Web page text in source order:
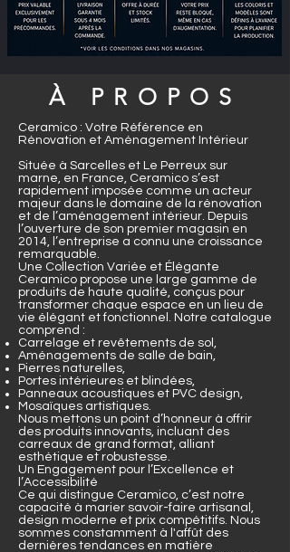
À PROPOS
Ceramico : Votre Référence en
Rénovation et Aménagement Intérieur
Située à Sarcelles et Le Perreux sur
marne, en France, Ceramico s’est
rapidement imposée comme un acteur
majeur dans le domaine de la rénovation
et de l’aménagement intérieur. Depuis
l’ouverture de son premier magasin en
2014, l’entreprise a connu une croissance
remarquable.
Une Collection Variée et Élégante
Ceramico propose une large gamme de
produits de haute qualité, conçus pour
transformer chaque espace en un lieu de
vie élégant et fonctionnel. Notre catalogue
comprend :
Carrelage et revêtements de sol,
Aménagements de salle de bain,
Pierres naturelles,
Portes intérieures et blindées,
Panneaux acoustiques et PVC design,
Mosaïques artistiques.
Nous mettons un point d’honneur à offrir
des produits innovants, incluant des
carreaux de grand format, alliant
esthétique et robustesse.
Un Engagement pour l’Excellence et
l’Accessibilité
Ce qui distingue Ceramico, c’est notre
capacité à marier savoir-faire artisanal,
design moderne et prix compétitifs. Nous
sommes constamment à l'affût des
dernières tendances en matière